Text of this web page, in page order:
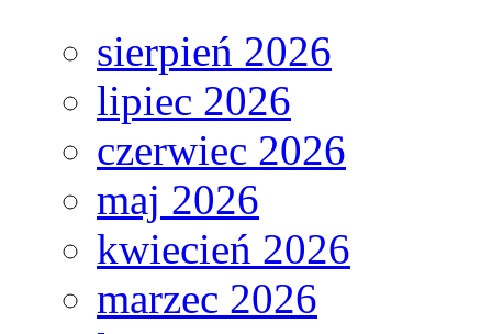
sierpień 2026
lipiec 2026
czerwiec 2026
maj 2026
kwiecień 2026
marzec 2026